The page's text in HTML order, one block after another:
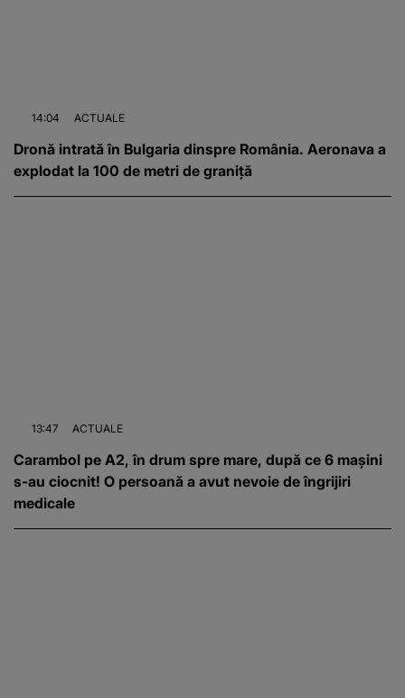
14:04 ACTUALE
Dronă intrată în Bulgaria dinspre România. Aeronava a
explodat la 100 de metri de graniță
13:47 ACTUALE
Carambol pe A2, în drum spre mare, după ce 6 mașini
s-au ciocnit! O persoană a avut nevoie de îngrijiri
medicale